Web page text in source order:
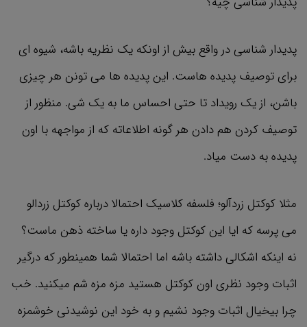
پدیدار شناسی در واقع بیش از اونکه یک نظریه باشه، شیوه ای
برای توصیف پدیده هاست. این پدیده ها می تونن هر چیزی
باشن، از یک رویداد تا حتی احساس ما به یک شی. منظور از
توصیف کردن هم دادن هر گونه اطلاعاته که از مواجهه با اون
پدیده به دست میاد.
مثلا کوکتل زردآلو؛ فلسفه کلاسیک احتمالا درباره کوکتل زردالو
می پرسه که ایا این کوکتل وجود داره یا ساخته ذهن ماست؟
نه اینکه اشکالی داشته باشه اما احتمالا شما همینطور که درگیر
اثبات وجود نظری اون کوکتل هستید مزه مزه شم میکنید. خب
چرا بیخیال اثبات وجود نشیم و به خود این نوشیدنی خوشمزه